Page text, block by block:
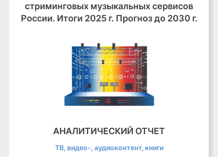
стриминговых музыкальных сервисов
России. Итоги 2025 г. Прогноз до 2030 г.
АНАЛИТИЧЕСКИЙ ОТЧЕТ
ТВ, видео-, аудиоконтент, книги